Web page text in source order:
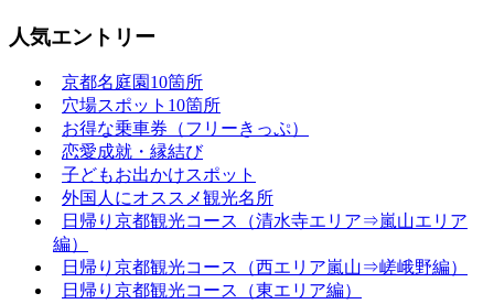
人気エントリー
京都名庭園10箇所
穴場スポット10箇所
お得な乗車券（フリーきっぷ）
恋愛成就・縁結び
子どもお出かけスポット
外国人にオススメ観光名所
日帰り京都観光コース（清水寺エリア⇒嵐山エリア
編）
日帰り京都観光コース（西エリア嵐山⇒嵯峨野編）
日帰り京都観光コース（東エリア編）